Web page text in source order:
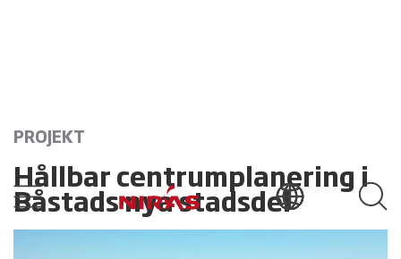
PROJEKT
Hållbar centrumplanering i
Båstads nya stadsdel